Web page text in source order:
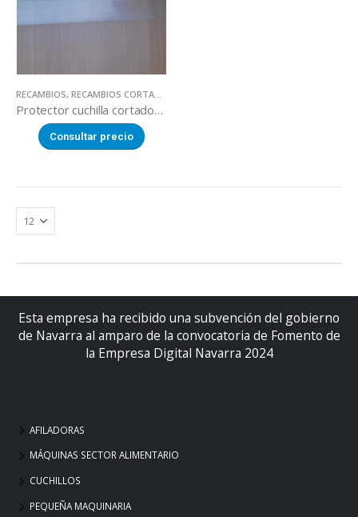
RECAMBIOS, RECAMBIOS CORTADORES DE FRUTA
Protector cuchilla cortador frutas
Consultar precio
Esta empresa ha recibido una subvención del gobierno
de Navarra al amparo de la convocatoria de Fomento de
la Empresa Digital Navarra 2024
AFILADORAS
MÁQUINAS SECTOR ALIMENTARIO
CUCHILLOS
PEQUEÑA MAQUINARIA